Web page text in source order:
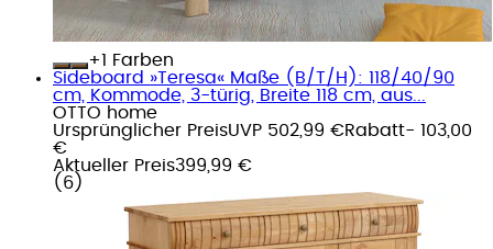
+
Farben
Sideboard »Teresa« Maße (B/T/H): 118/40/90
cm, Kommode, 3-türig, Breite 118 cm, aus...
OTTO home
Ursprünglicher PreisUVP 502,99 €Rabatt- 103,00
€
Aktueller Preis399,99 €
( 6 )